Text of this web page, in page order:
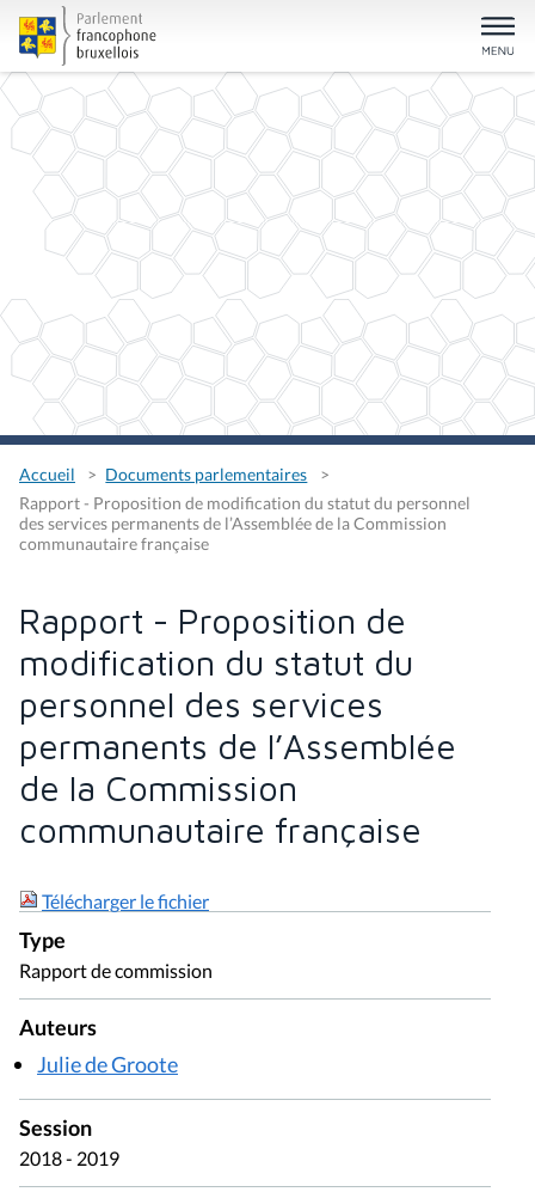
Accueil
Documents parlementaires
Rapport - Proposition de modification du statut du personnel
des services permanents de l’Assemblée de la Commission
communautaire française
Rapport - Proposition de
modification du statut du
personnel des services
permanents de l’Assemblée
de la Commission
communautaire française
Télécharger le fichier
Type
Rapport de commission
Auteurs
Julie de Groote
Session
2018 - 2019